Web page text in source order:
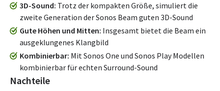
3D-Sound Trotz der kompakten Größe, simuliert die
zweite Generation der Sonos Beam guten 3D-Sound
Gute Höhen und Mitten Insgesamt bietet die Beam ein
ausgeklungenes Klangbild
Kombinierbar Mit Sonos One und Sonos Play Modellen
kombinierbar für echten Surround-Sound
Nachteile